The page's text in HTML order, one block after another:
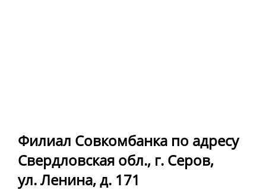
Филиал Совкомбанка по адресу
Свердловская обл., г. Серов,
ул. Ленина, д. 171